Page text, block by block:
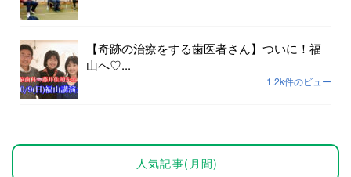
【奇跡の治療をする歯医者さん】ついに！福
山へ♡...
1.2k件のビュー
人気記事(月間)